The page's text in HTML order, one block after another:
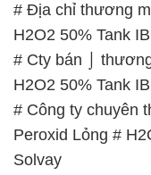
# Địa chỉ thương
H2O2 50% Tank
# Cty bán ⌡
H2O2 50% Tank
# Công ty chuyên
Peroxid Lỏng #
Solvay